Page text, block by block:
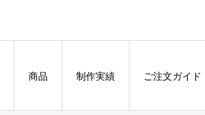
商品 制作実績 ご注文ガイド